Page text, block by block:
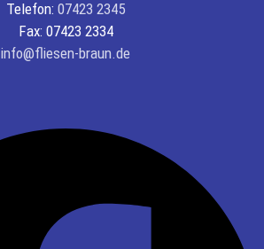
Telefon: 07423 2345
Fax: 07423 2334
info@fliesen-braun.de